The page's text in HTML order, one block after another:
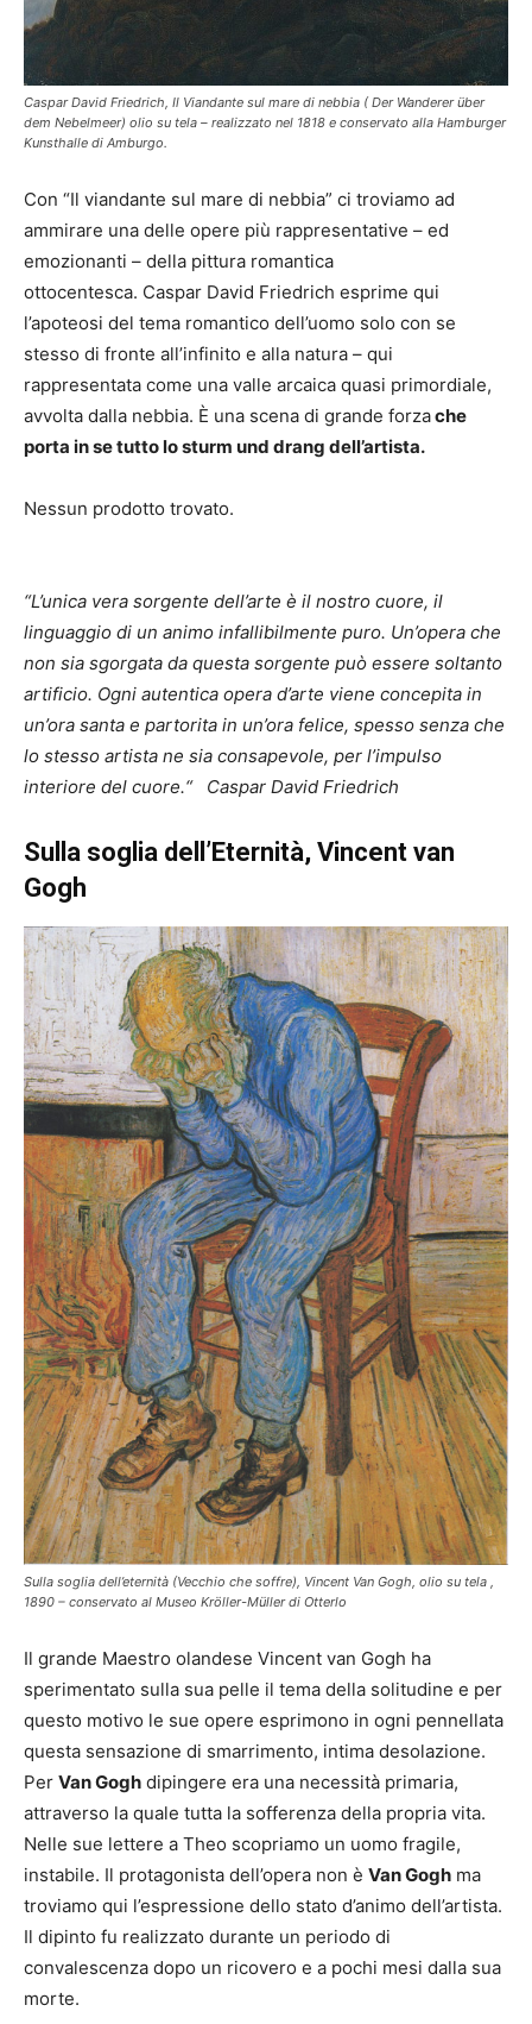
Caspar David Friedrich, Il Viandante sul mare di nebbia ( Der Wanderer über
dem Nebelmeer) olio su tela – realizzato nel 1818 e conservato alla Hamburger
Kunsthalle di Amburgo.
Con “Il viandante sul mare di nebbia” ci troviamo ad
ammirare una delle opere più rappresentative – ed
emozionanti – della pittura romantica
ottocentesca. Caspar David Friedrich esprime qui
l’apoteosi del tema romantico dell’uomo solo con se
stesso di fronte all’infinito e alla natura – qui
rappresentata come una valle arcaica quasi primordiale,
avvolta dalla nebbia. È una scena di grande forzache
porta in se tutto lo sturm und drang dell’artista.
Nessun prodotto trovato.
“L’unica vera sorgente dell’arte è il nostro cuore, il
linguaggio di un animo infallibilmente puro. Un’opera che
non sia sgorgata da questa sorgente può essere soltanto
artificio. Ogni autentica opera d’arte viene concepita in
un’ora santa e partorita in un’ora felice, spesso senza che
lo stesso artista ne sia consapevole, per l’impulso
interiore del cuore.“ Caspar David Friedrich
Sulla soglia dell’Eternità, Vincent van
Gogh
Sulla soglia dell’eternità (Vecchio che soffre), Vincent Van Gogh, olio su tela ,
1890 – conservato al Museo Kröller-Müller di Otterlo
Il grande Maestro olandese Vincent van Gogh ha
sperimentato sulla sua pelle il tema della solitudine e per
questo motivo le sue opere esprimono in ogni pennellata
questa sensazione di smarrimento, intima desolazione.
Per Van Gogh dipingere era una necessità primaria,
attraverso la quale tutta la sofferenza della propria vita.
Nelle sue lettere a Theo scopriamo un uomo fragile,
instabile. Il protagonista dell’opera non è Van Gogh ma
troviamo qui l’espressione dello stato d’animo dell’artista.
Il dipinto fu realizzato durante un periodo di
convalescenza dopo un ricovero e a pochi mesi dalla sua
morte.